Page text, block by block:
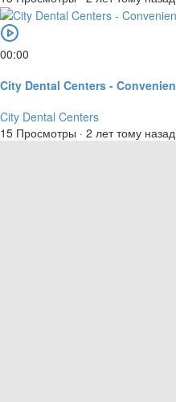
00:00
City Dental Centers -
City Dental Centers
15 Просмотры · 2 лет тому назад